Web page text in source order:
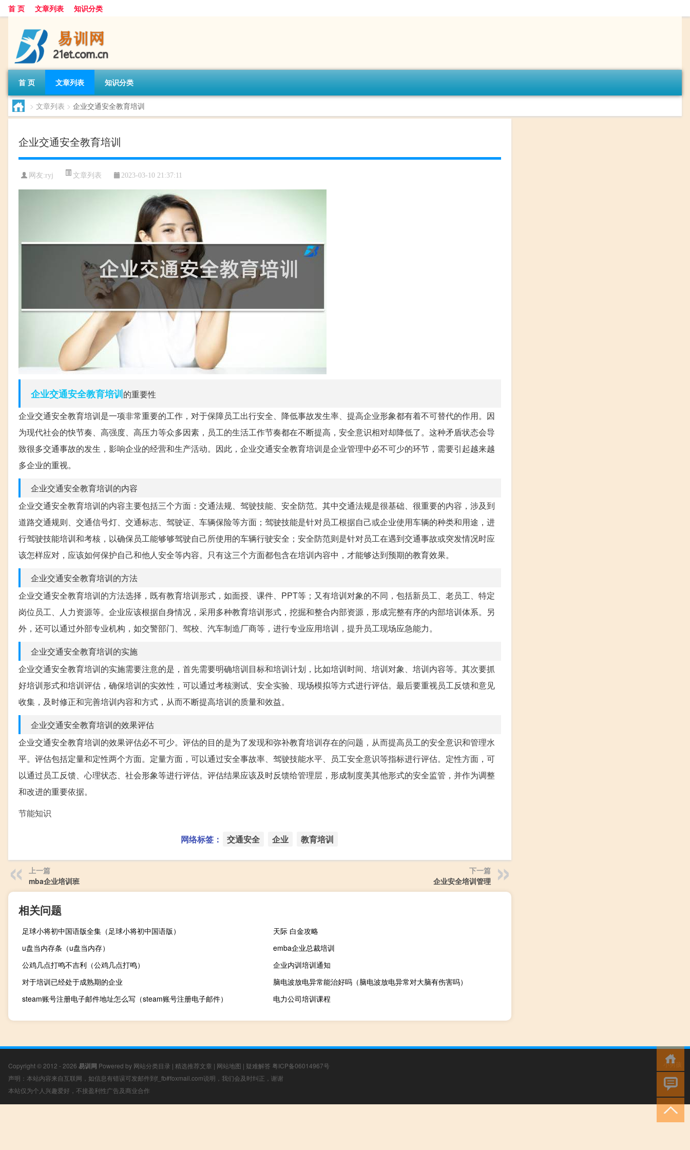
首 页 文章列表 知识分类
首 页 文章列表 知识分类
> 文章列表 > 企业交通安全教育培训
企业交通安全教育培训
网友:ryj 文章列表 2023-03-10 21:37:11
企业交通安全教育培训的重要性
企业交通安全教育培训是一项非常重要的工作，对于保障员工出行安全、降低事故发生率、提高企业形象都有着不可替代的作用。因
为现代社会的快节奏、高强度、高压力等众多因素，员工的生活工作节奏都在不断提高，安全意识相对却降低了。这种矛盾状态会导
致很多交通事故的发生，影响企业的经营和生产活动。因此，企业交通安全教育培训是企业管理中必不可少的环节，需要引起越来越
多企业的重视。
企业交通安全教育培训的内容
企业交通安全教育培训的内容主要包括三个方面：交通法规、驾驶技能、安全防范。其中交通法规是很基础、很重要的内容，涉及到
道路交通规则、交通信号灯、交通标志、驾驶证、车辆保险等方面；驾驶技能是针对员工根据自己或企业使用车辆的种类和用途，进
行驾驶技能培训和考核，以确保员工能够够驾驶自己所使用的车辆行驶安全；安全防范则是针对员工在遇到交通事故或突发情况时应
该怎样应对，应该如何保护自己和他人安全等内容。只有这三个方面都包含在培训内容中，才能够达到预期的教育效果。
企业交通安全教育培训的方法
企业交通安全教育培训的方法选择，既有教育培训形式，如面授、课件、PPT等；又有培训对象的不同，包括新员工、老员工、特定
岗位员工、人力资源等。企业应该根据自身情况，采用多种教育培训形式，挖掘和整合内部资源，形成完整有序的内部培训体系。另
外，还可以通过外部专业机构，如交警部门、驾校、汽车制造厂商等，进行专业应用培训，提升员工现场应急能力。
企业交通安全教育培训的实施
企业交通安全教育培训的实施需要注意的是，首先需要明确培训目标和培训计划，比如培训时间、培训对象、培训内容等。其次要抓
好培训形式和培训评估，确保培训的实效性，可以通过考核测试、安全实验、现场模拟等方式进行评估。最后要重视员工反馈和意见
收集，及时修正和完善培训内容和方式，从而不断提高培训的质量和效益。
企业交通安全教育培训的效果评估
企业交通安全教育培训的效果评估必不可少。评估的目的是为了发现和弥补教育培训存在的问题，从而提高员工的安全意识和管理水
平。评估包括定量和定性两个方面。定量方面，可以通过安全事故率、驾驶技能水平、员工安全意识等指标进行评估。定性方面，可
以通过员工反馈、心理状态、社会形象等进行评估。评估结果应该及时反馈给管理层，形成制度美其他形式的安全监管，并作为调整
和改进的重要依据。
节能知识
网络标签： 交通安全 企业 教育培训
上一篇
mba企业培训班
下一篇
企业安全培训管理
相关问题
足球小将初中国语版全集（足球小将初中国语版）
天际 白金攻略
u盘当内存条（u盘当内存）
emba企业总裁培训
公鸡几点打鸣不吉利（公鸡几点打鸣）
企业内训培训通知
对于培训已经处于成熟期的企业
脑电波放电异常能治好吗（脑电波放电异常对大脑有伤害吗）
steam账号注册电子邮件地址怎么写（steam账号注册电子邮件）
电力公司培训课程
Copyright © 2012 - 2026 易训网 Powered by 网站分类目录 | 精选推荐文章 | 网站地图 | 疑难解答 粤ICP备06014967号
声明：本站内容来自互联网，如信息有错误可发邮件到f_fb#foxmail.com说明，我们会及时纠正，谢谢
本站仅为个人兴趣爱好，不接盈利性广告及商业合作
小男孩